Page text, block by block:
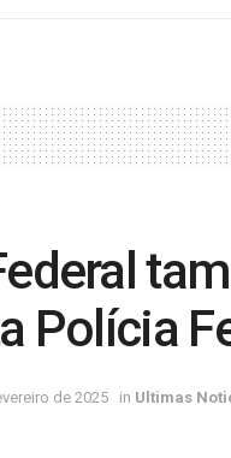
Polícia
de 2025 in Ultimas